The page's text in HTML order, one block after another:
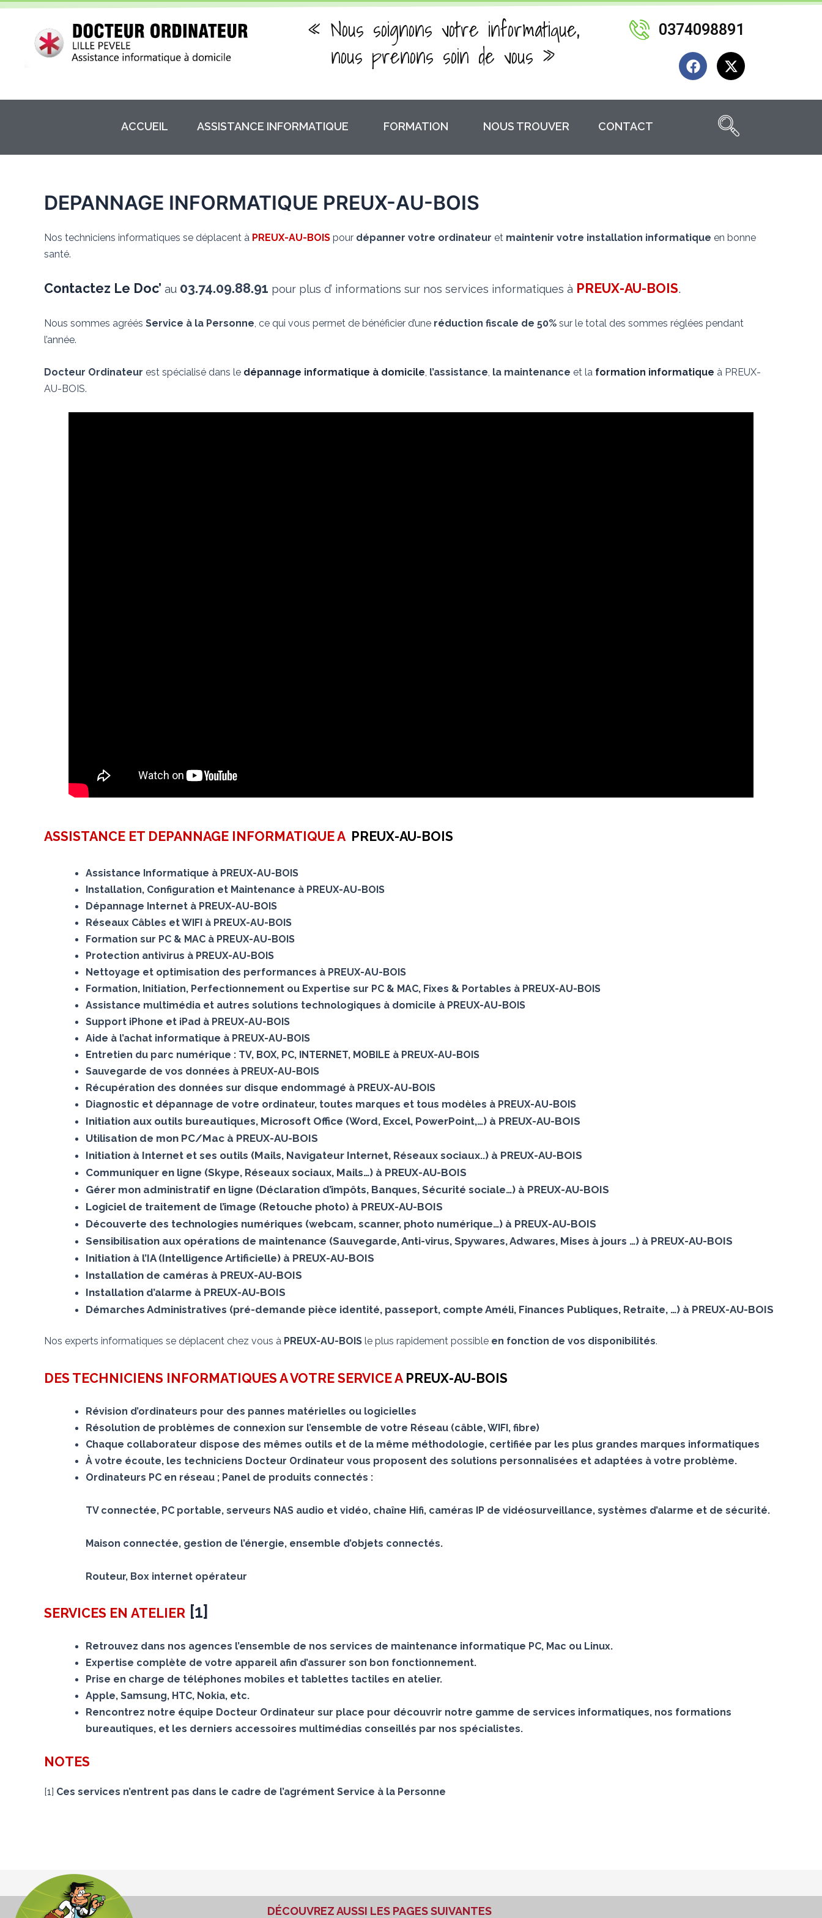
Aller
contenu
« Nous soignons votre informatique,
nous prenons soin de vous »
0374098891
F
a
e
k
X
-
w
i
t
e
ACCUEIL ASSISTANCE INFORMATIQUE FORMATION NOUS TROUVER CONTACT
DEPANNAGE INFORMATIQUE PREUX-AU-BOIS
Nos techniciens informatiques se déplacent à PREUX-AU-BOIS pour dépanner votre ordinateur et maintenir votre installation informatique en bonne
santé.
Contactez Le Doc’ au 03.74.09.88.91 pour plus d’ informations sur nos services informatiques à PREUX-AU-BOIS.
Nous sommes agréés Service à la Personne, ce qui vous permet de bénéficier d’une réduction fiscale de 50% sur le total des sommes réglées pendant
l’année.
Docteur Ordinateur est spécialisé dans le dépannage informatique à domicile l’assistance la maintenance et la formation informatique à PREUX-
AU-BOIS.
ASSISTANCE ET DEPANNAGE INFORMATIQUE A PREUX-AU-BOIS
Assistance Informatique à PREUX-AU-BOIS
Installation, Configuration et Maintenance à PREUX-AU-BOIS
Dépannage Internet à PREUX-AU-BOIS
Réseaux Câbles et WIFI à PREUX-AU-BOIS
Formation sur PC & MAC à PREUX-AU-BOIS
Protection antivirus à PREUX-AU-BOIS
Nettoyage et optimisation des performances à PREUX-AU-BOIS
Formation, Initiation, Perfectionnement ou Expertise sur PC & MAC, Fixes & Portables à PREUX-AU-BOIS
Assistance multimédia et autres solutions technologiques à domicile à PREUX-AU-BOIS
Support iPhone et iPad à PREUX-AU-BOIS
Aide à l’achat informatique à PREUX-AU-BOIS
Entretien du parc numérique : TV, BOX, PC, INTERNET, MOBILE à PREUX-AU-BOIS
Sauvegarde de vos données à PREUX-AU-BOIS
Récupération des données sur disque endommagé à PREUX-AU-BOIS
Diagnostic et dépannage de votre ordinateur, toutes marques et tous modèles à PREUX-AU-BOIS
Initiation aux outils bureautiques, Microsoft Office (Word, Excel, PowerPoint,…) à PREUX-AU-BOIS
Utilisation de mon PC/Mac à PREUX-AU-BOIS
Initiation à Internet et ses outils (Mails, Navigateur Internet, Réseaux sociaux..) à PREUX-AU-BOIS
Communiquer en ligne (Skype, Réseaux sociaux, Mails…) à PREUX-AU-BOIS
Gérer mon administratif en ligne (Déclaration d’impôts, Banques, Sécurité sociale…) à PREUX-AU-BOIS
Logiciel de traitement de l’image (Retouche photo) à PREUX-AU-BOIS
Découverte des technologies numériques (webcam, scanner, photo numérique…) à PREUX-AU-BOIS
Sensibilisation aux opérations de maintenance (Sauvegarde, Anti-virus, Spywares, Adwares, Mises à jours …) à PREUX-AU-BOIS
Initiation à l’IA (Intelligence Artificielle) à PREUX-AU-BOIS
Installation de caméras à PREUX-AU-BOIS
Installation d’alarme à PREUX-AU-BOIS
Démarches Administratives (pré-demande pièce identité, passeport, compte Améli, Finances Publiques, Retraite, …) à PREUX-AU-BOIS
Nos experts informatiques se déplacent chez vous à PREUX-AU-BOIS le plus rapidement possible en fonction de vos disponibilités.
DES TECHNICIENS INFORMATIQUES A VOTRE SERVICE A PREUX-AU-BOIS
Révision d’ordinateurs pour des pannes matérielles ou logicielles
Résolution de problèmes de connexion sur l’ensemble de votre Réseau (câble, WIFI, fibre)
Chaque collaborateur dispose des mêmes outils et de la même méthodologie, certifiée par les plus grandes marques informatiques
À votre écoute, les techniciens Docteur Ordinateur vous proposent des solutions personnalisées et adaptées à votre problème.
Ordinateurs PC en réseau ; Panel de produits connectés :
TV connectée, PC portable, serveurs NAS audio et vidéo, chaîne Hifi, caméras IP de vidéosurveillance, systèmes d’alarme et de sécurité.
Maison connectée, gestion de l’énergie, ensemble d’objets connectés.
Routeur, Box internet opérateur
SERVICES EN ATELIER [1]
Retrouvez dans nos agences l’ensemble de nos services de maintenance informatique PC, Mac ou Linux.
Expertise complète de votre appareil afin d’assurer son bon fonctionnement.
Prise en charge de téléphones mobiles et tablettes tactiles en atelier.
Apple, Samsung, HTC, Nokia, etc.
Rencontrez notre équipe Docteur Ordinateur sur place pour découvrir notre gamme de services informatiques, nos formations
bureautiques, et les derniers accessoires multimédias conseillés par nos spécialistes.
NOTES
[1] Ces services n’entrent pas dans le cadre de l’agrément Service à la Personne
DÉCOUVREZ AUSSI LES PAGES SUIVANTES